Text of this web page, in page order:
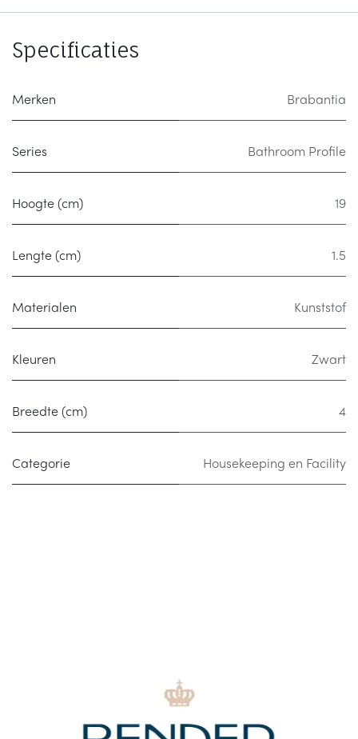
Specificaties
Merken Brabantia
Series Bathroom Profile
Hoogte (cm) 19
Lengte (cm) 1.5
Materialen Kunststof
Kleuren Zwart
Breedte (cm) 4
Categorie Housekeeping en Facility